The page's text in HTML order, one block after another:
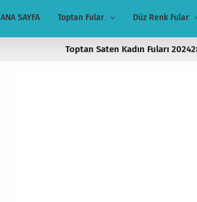
ANA SAYFA Toptan Fular Düz Renk Fular
Toptan Saten Kadın Fuları